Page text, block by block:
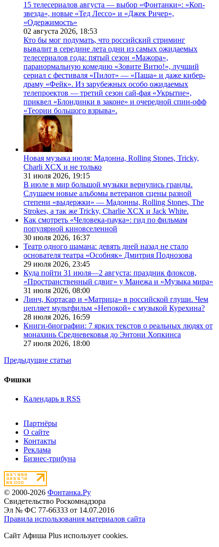
15 телесериалов августа — выбор «Фонтанки»: «Коп-
звезда», новые «Тед Лессо» и «Джек Ричер»,
«Одержимость»
02 августа 2026, 18:53
Кто бы мог подумать, что российский стриминг
вывалит в середине лета одни из самых ожидаемых
телесериалов года: пятый сезон «Мажора»,
паранормальную комедию «Зовите Витю!», лучший
сериал с фестиваля «Пилот» — «Паша» и даже кибер-
драму «Фейк». Из зарубежных особо ожидаемых
телепроектов — третий сезон сай-фая «Укрытие»,
приквел «Блондинки в законе» и очередной спин-офф
«Теории большого взрыва».
Новая музыка июля: Мадонна, Rolling Stones, Tricky,
Charli XCX и не только
31 июля 2026, 19:15
В июле в мир большой музыки вернулись гранды.
Слушаем новые альбомы ветеранов сцены разной
степени «выдержки» — Мадонны, Rolling Stones, The
Strokes, а так же Tricky, Charlie XCX и Jack White.
Как смотреть «Человека-паука»: гид по фильмам
популярной киновселенной
30 июля 2026, 16:37
Театр одного шамана: девять дней назад не стало
основателя театра «Особняк» Дмитрия Поднозова
29 июля 2026, 23:45
Куда пойти 31 июля—2 августа: праздник флоксов,
«Пространственный сдвиг» у Манежа и «Музыка мира»
31 июля 2026, 08:00
Линч, Кортасар и «Матрица» в российской глуши. Чем
цепляет мультфильм «Непокой» с музыкой Курехина?
28 июля 2026, 16:59
Книги-биографии: 7 ярких текстов о реальных людях от
монахинь Средневековья до Энтони Хопкинса
27 июля 2026, 18:00
Предыдущие статьи
Фишки
Календарь в RSS
Партнёры
О сайте
Контакты
Реклама
Бизнес-трибуна
© 2000-2026 Фонтанка.Ру
Свидетельство Роскомнадзора
Эл № ФС 77-66333 от 14.07.2016
Правила использования материалов сайта
Сайт Афиша Plus использует cookies.